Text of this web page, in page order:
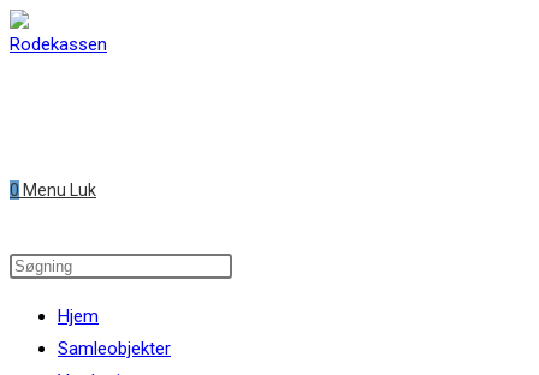
Skip
to
0 Menu Luk
Search
website
Hjem
Samleobjekter